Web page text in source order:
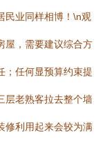
民业同样相博！\n观
屋，需要建议综合方
；任何显预算约束提
老熟客拉去整个墙
修利用起来会较为满